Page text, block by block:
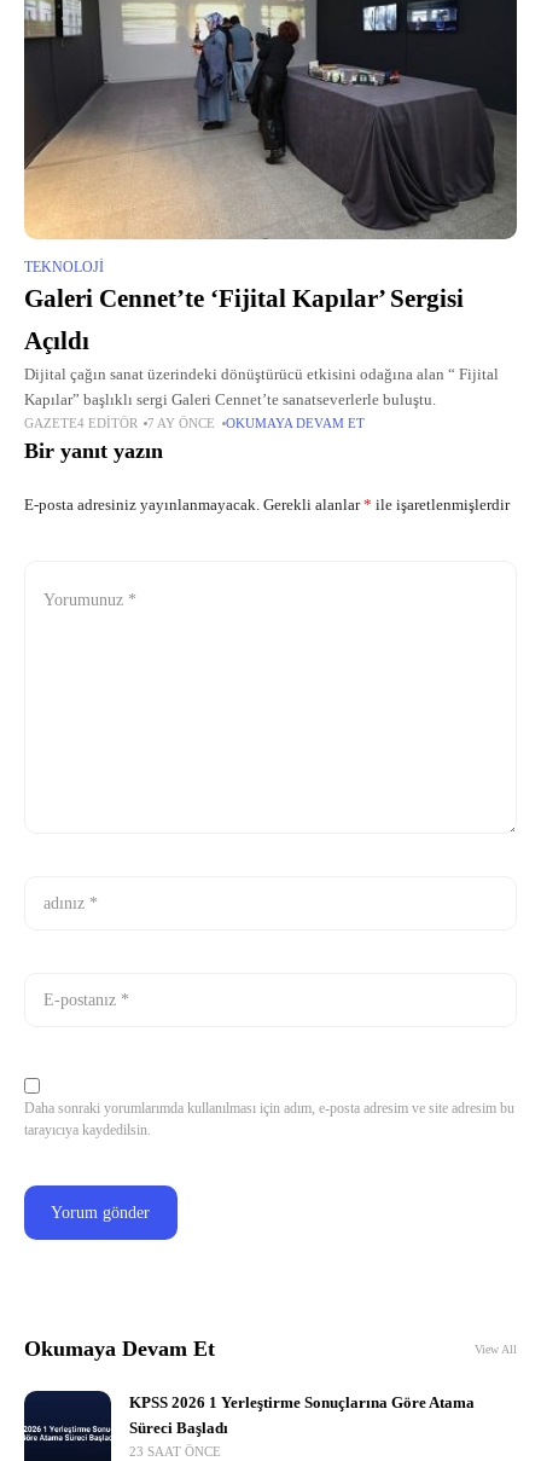
TEKNOLOJI
Galeri Cennet’te ‘Fijital Kapılar’ Sergisi
Açıldı
Dijital çağın sanat üzerindeki dönüştürücü etkisini odağına alan “ Fijital
Kapılar” başlıklı sergi Galeri Cennet’te sanatseverlerle buluştu.
GAZETE4 EDITÖR 7 AY ÖNCE OKUMAYA DEVAM ET
Bir yanıt yazın
E-posta adresiniz yayınlanmayacak. Gerekli alanlar* ile işaretlenmişlerdir
Daha sonraki yorumlarımda kullanılması için adım, e-posta adresim ve site adresim bu
tarayıcıya kaydedilsin.
Okumaya Devam Et View All
KPSS 2026 1 Yerleştirme Sonuçlarına Göre Atama
Süreci Başladı
23 SAAT ÖNCE